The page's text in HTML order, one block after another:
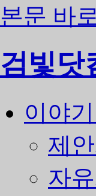
본문 바
검빛닷
이야
제
자